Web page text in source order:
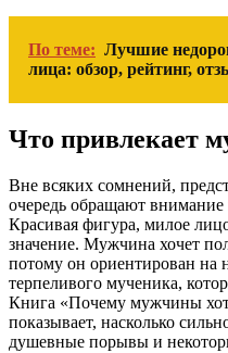
По теме: Лучшие
лица: обзор, рейтинг,
Что привлекает
Вне всяких сомнений,
очередь обращают
Красивая фигура, милое
значение. Мужчина хочет
потому он ориентирован на
терпеливого мученика,
Книга «Почему мужчины
показывает, насколько
душевные порывы и